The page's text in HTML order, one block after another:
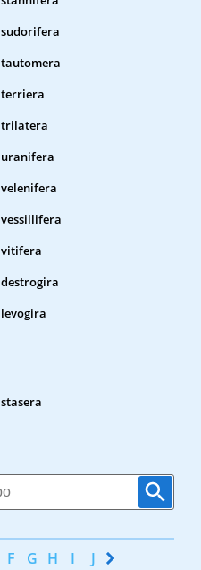
sudorifera
tautomera
terriera
trilatera
uranifera
velenifera
vessillifera
vitifera
destrogira
levogira
stasera
F G H I J K